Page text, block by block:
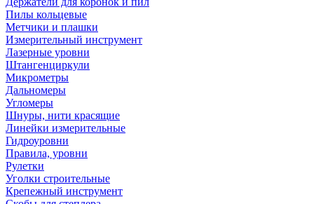
Пилы кольцевые
Метчики и плашки
Измерительный инструмент
Лазерные уровни
Штангенциркули
Микрометры
Дальномеры
Угломеры
Шнуры, нити красящие
Линейки измерительные
Гидроуровни
Правила, уровни
Рулетки
Уголки строительные
Крепежный инструмент